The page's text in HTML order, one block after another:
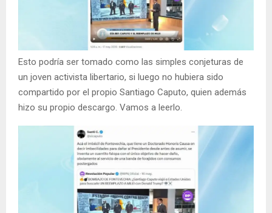
Esto podría ser tomado como las simples conjeturas de
un joven activista libertario, si luego no hubiera sido
compartido por el propio Santiago Caputo, quien además
hizo su propio descargo. Vamos a leerlo.